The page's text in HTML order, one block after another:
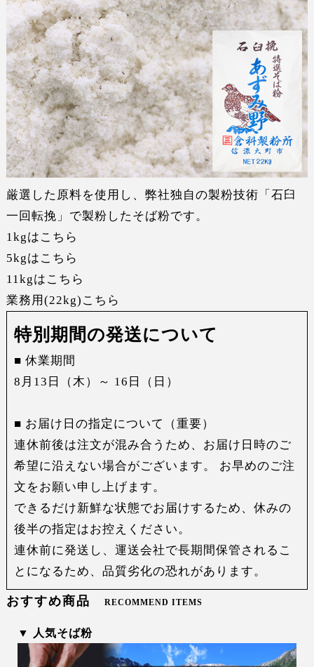
厳選した原料を使用し、弊社独自の製粉技術「石臼
一回転挽」で製粉したそば粉です。
1kgはこちら
5kgはこちら
11kgはこちら
業務用(22kg)こちら
特別期間の発送について
■ 休業期間
8月13日（木）～ 16日（日）
■ お届け日の指定について（重要）
連休前後は注文が混み合うため、お届け日時のご
希望に沿えない場合がございます。 お早めのご注
文をお願い申し上げます。
できるだけ新鮮な状態でお届けするため、休みの
後半の指定はお控えください。
連休前に発送し、運送会社で長期間保管されるこ
とになるため、品質劣化の恐れがあります。
おすすめ商品 RECOMMEND ITEMS
▼ 人気そば粉